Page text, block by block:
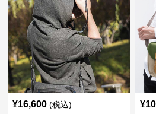
¥16,600 (税込) ¥